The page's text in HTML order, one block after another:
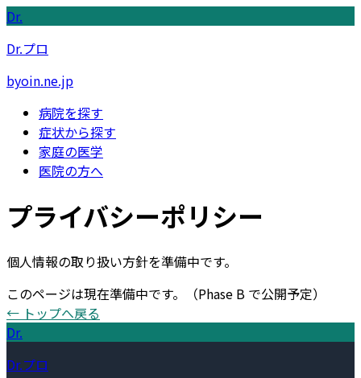
Dr.
Dr.プロ
byoin.ne.jp
病院を探す
症状から探す
家庭の医学
医院の方へ
プライバシーポリシー
個人情報の取り扱い方針を準備中です。
このページは現在準備中です。
（Phase B で公開予定）
← トップへ戻る
Dr.
Dr.プロ